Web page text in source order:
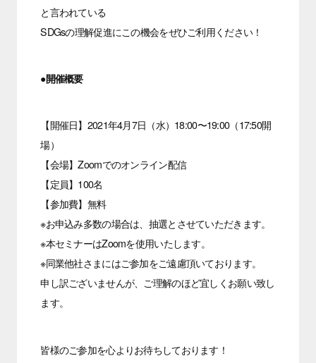
と言われている
SDGsの理解促進にこの機会をぜひご利用ください！
●開催概要
【開催日】2021年4月7日（水）18:00〜19:00（17:50開
場）
【会場】Zoomでのオンライン配信
【定員】100名
【参加費】無料
※お申込み多数の場合は、抽選とさせていただきます。
※本セミナーはZoomを使用いたします。
※同業他社さまにはご参加をご遠慮頂いております。
申し訳ございませんが、ご理解のほど宜しくお願い致し
ます。
皆様のご参加を心よりお待ちしております！